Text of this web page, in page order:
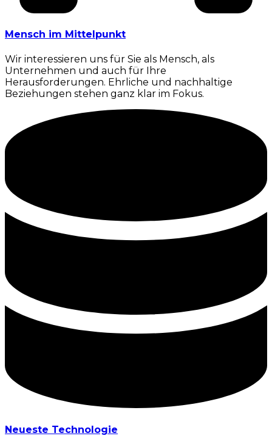
Mensch im Mittelpunkt
Wir interessieren uns für Sie als Mensch, als
Unternehmen und auch für Ihre
Herausforderungen. Ehrliche und nachhaltige
Beziehungen stehen ganz klar im Fokus.
Neueste Technologie